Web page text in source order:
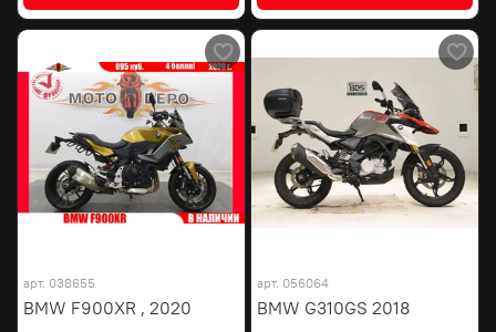
арт. 038655
BMW F900XR , 2020
арт. 056064
BMW G310GS 2018